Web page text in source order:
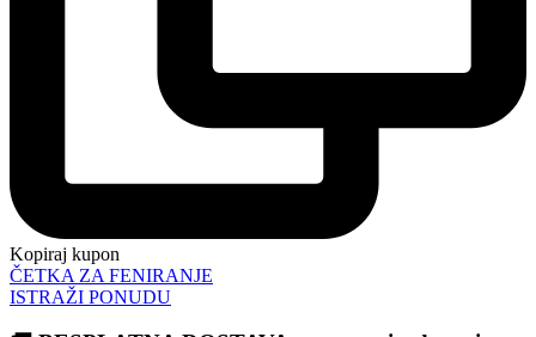
Kopiraj kupon
ČETKA ZA FENIRANJE
ISTRAŽI PONUDU